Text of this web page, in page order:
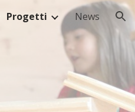
Progetti News